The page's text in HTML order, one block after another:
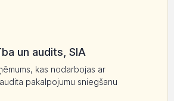
un audits, SIA
kas nodarbojas ar
pakalpojumu sniegšanu